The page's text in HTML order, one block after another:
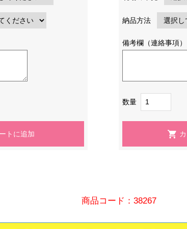
納品方法
備考欄（連絡事項）
数量
商品コード：38267